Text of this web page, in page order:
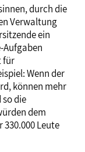
durch die
Verwaltung
ein
Aufgaben
für
Wenn der
können mehr
die
dem
Leute